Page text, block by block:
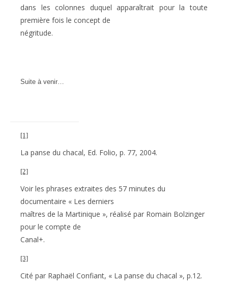
dans les colonnes duquel apparaîtrait pour la toute
première fois le concept de
négritude.
Suite à venir…
[1]
La panse du chacal, Ed. Folio, p. 77, 2004.
[2]
Voir les phrases extraites des 57 minutes du
documentaire « Les derniers
maîtres de la Martinique », réalisé par Romain Bolzinger
pour le compte de
Canal+.
[3]
Cité par Raphaël Confiant, « La panse du chacal », p.12.